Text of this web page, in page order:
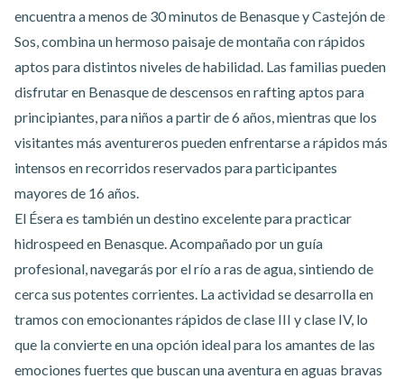
encuentra a menos de 30 minutos de Benasque y Castejón de
Sos, combina un hermoso paisaje de montaña con rápidos
aptos para distintos niveles de habilidad. Las familias pueden
disfrutaren Benasquededescensos en raftingaptos para
principiantes, para niños a partir de 6 años, mientras que los
visitantes más aventureros pueden enfrentarse a rápidos más
intensos en recorridos reservados para participantes
mayores de 16 años.
El Ésera es también un destino excelente parapracticar
hidrospeed en Benasque. Acompañado por un guía
profesional, navegarás por el río a ras de agua, sintiendo de
cerca sus potentes corrientes. La actividad se desarrolla en
tramos con emocionantes rápidos de clase III y clase IV, lo
que la convierte en una opción ideal para los amantes de las
emociones fuertes que buscan una aventura en aguas bravas